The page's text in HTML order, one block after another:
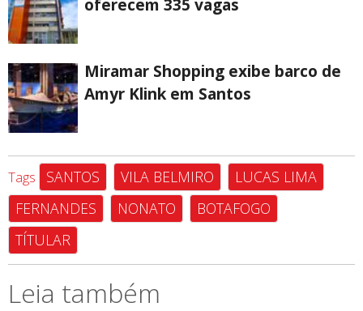
oferecem 335 vagas
Miramar Shopping exibe barco de
Amyr Klink em Santos
Tags SANTOS VILA BELMIRO
LUCAS LIMA
FERNANDES
NONATO
BOTAFOGO
TÍTULAR
Leia também